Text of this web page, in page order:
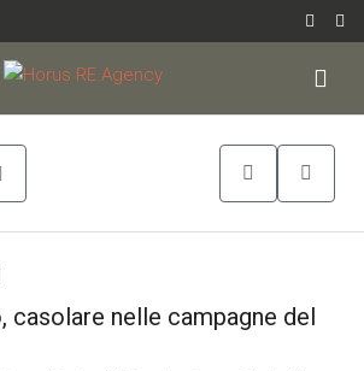
casolare nelle campagne del